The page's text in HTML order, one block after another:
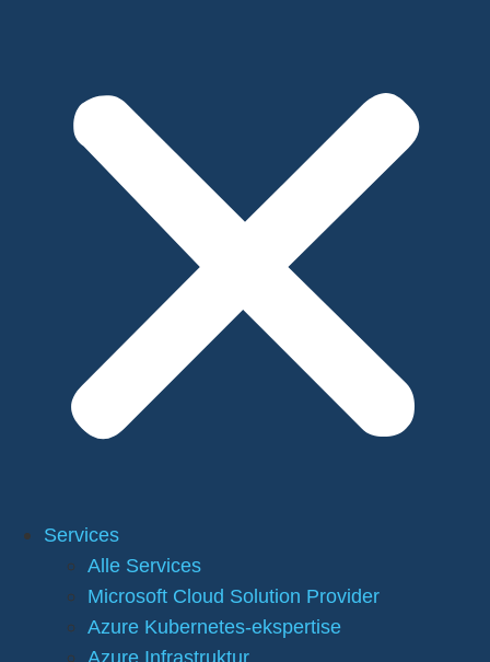
Services
Alle Services
Microsoft Cloud Solution Provider
Azure Kubernetes-ekspertise